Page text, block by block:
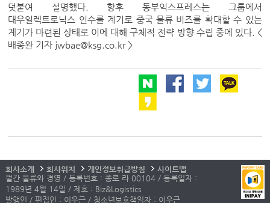
덧붙여 설명했다. 향후 동부익스프레스는 그룹에서
대우일렉트로닉스 인수를 계기로 중국 물류 비즈를 확대할 수 있는
계기가 마련된 상태로 이에 대해 구체적 전략 방향 수립 중에 있다. <
배종완 기자 jwbae@ksg.co.kr >
회사소개 회사위치 개인정보취급방침
사이트맵
월간 물류와 경영 / 등록번호 : 종로 라 00104 / 등록일자 :
1989년 4월 14일 / 제호 : Biz&Logistics
발행인 / 편집인 : 이우근 / 청소년보호책임자 : 이우근